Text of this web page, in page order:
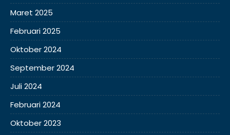
Maret 2025
Februari 2025
Oktober 2024
September 2024
Juli 2024
Februari 2024
Oktober 2023